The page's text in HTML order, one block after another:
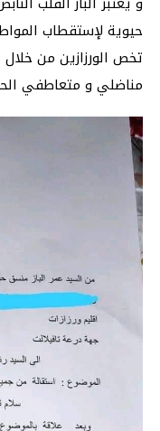
حيوية لإستقطاب
تخص الورزازين من
مناضلي و متعاطفي